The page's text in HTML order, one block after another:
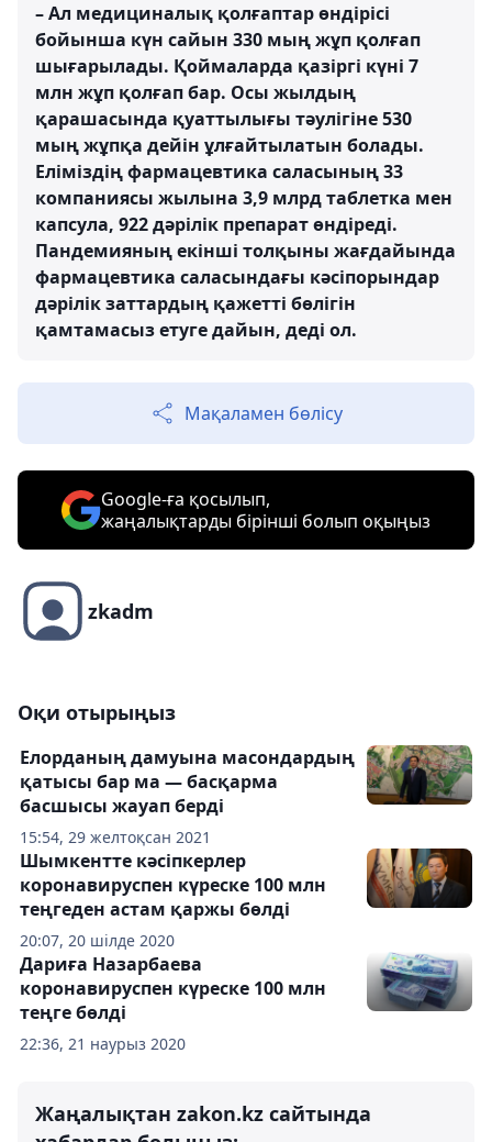
– Ал медициналық қолғаптар өндірісі
бойынша күн сайын 330 мың жұп қолғап
шығарылады. Қоймаларда қазіргі күні 7
млн жұп қолғап бар. Осы жылдың
қарашасында қуаттылығы тәулігіне 530
мың жұпқа дейін ұлғайтылатын болады.
Еліміздің фармацевтика саласының 33
компаниясы жылына 3,9 млрд таблетка мен
капсула, 922 дәрілік препарат өндіреді.
Пандемияның екінші толқыны жағдайында
фармацевтика саласындағы кәсіпорындар
дәрілік заттардың қажетті бөлігін
қамтамасыз етуге дайын, деді ол.
Мақаламен бөлісу
Google-ға қосылып,
жаңалықтарды бірінші болып оқыңыз
zkadm
Оқи отырыңыз
15:54, 29 желтоқсан 2021
Елорданың дамуына масондардың
қатысы бар ма — басқарма
басшысы жауап берді
20:07, 20 шілде 2020
Шымкентте кәсіпкерлер
коронавируспен күреске 100 млн
теңгеден астам қаржы бөлді
22:36, 21 наурыз 2020
Дариға Назарбаева
коронавируспен күреске 100 млн
теңге бөлді
Жаңалықтан zakon.kz сайтында